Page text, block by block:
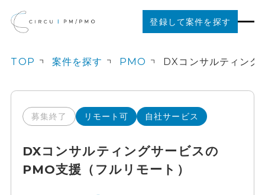
登録して案件を探す
ご利用の流れ
お役立ちコンテンツ
TOP 案件を探す PMO
募集終了 リモート可 自社サービス
DXコンサルティングサービスの
PMO支援（フルリモート）